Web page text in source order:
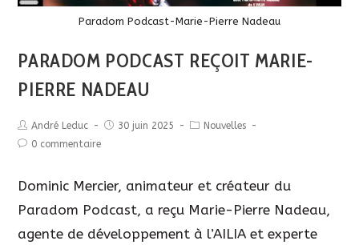
Long
DescriptionParadom Podcast-Marie-Pierre Nadeau
PARADOM PODCAST REÇOIT MARIE-
PIERRE NADEAU
André Leduc 30 juin 2025
Nouvelles
0 commentaire
Dominic Mercier, animateur et créateur du
Paradom Podcast, a reçu Marie-Pierre Nadeau,
agente de développement à l’AILIA et experte